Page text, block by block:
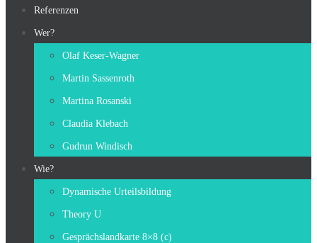
Inhalt
springen
Referenzen
Wer?
Olaf Keser-Wagner
Martin Sassenroth
Martina Rosanski
Claudia Klebach
Gudrun Windisch
Wie?
Dynamische Urteilsbildung
Theory U
Gesprächslandkarte 8×8 (c)